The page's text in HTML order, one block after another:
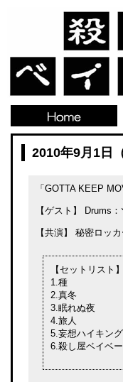
2010年9月1日
「GOTTA KEEP
【ゲスト】 Drums
【共演】 秘密ロッ
【セットリスト】
1.種
2.真冬
3.眠れぬ夜
4.旅人
5.妄想ハイキング
6.殺し屋ベイベー